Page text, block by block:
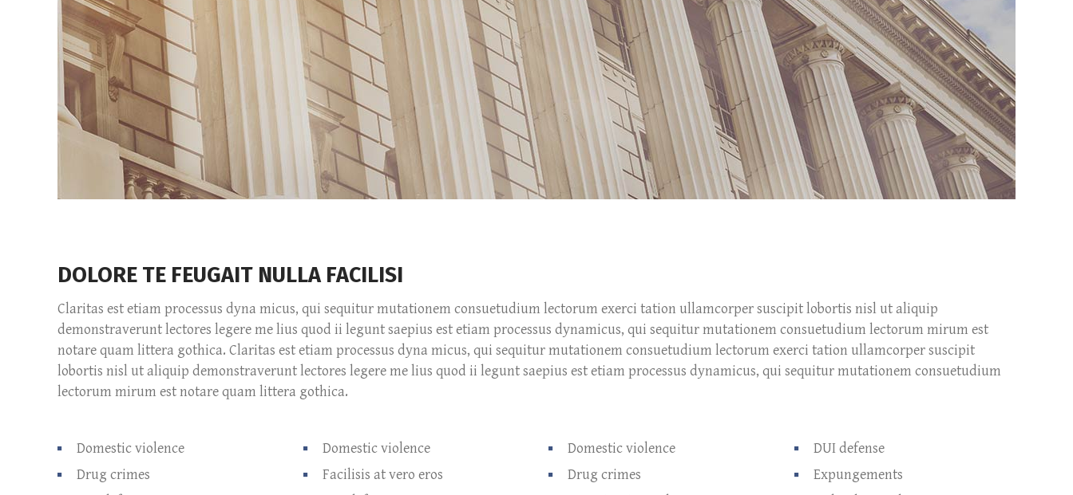
Video Button
Image Gallery
Testimonials
Portfolio Slider
Blog Post
Pricing Tables
Service Table
Google Maps
Icon with Text
Lists
Pie Charts
Progress Bars
Separators
Custom Fonts
Message Boxes
Call to Action
DOLORE TE FEUGAIT NULLA FACILISI
Claritas est etiam processus dyna micus, qui sequitur mutationem consuetudium lectorum exerci tation ullamcorper suscipit lobortis nisl ut aliquip
demonstraverunt lectores legere me lius quod ii legunt saepius est etiam processus dynamicus, qui sequitur mutationem consuetudium lectorum mirum est
notare quam littera gothica. Claritas est etiam processus dyna micus, qui sequitur mutationem consuetudium lectorum exerci tation ullamcorper suscipit
lobortis nisl ut aliquip demonstraverunt lectores legere me lius quod ii legunt saepius est etiam processus dynamicus, qui sequitur mutationem consuetudium
lectorum mirum est notare quam littera gothica.
Domestic violence
Drug crimes
Domestic violence
Facilisis at vero eros
Domestic violence
Drug crimes
DUI defense
Expungements